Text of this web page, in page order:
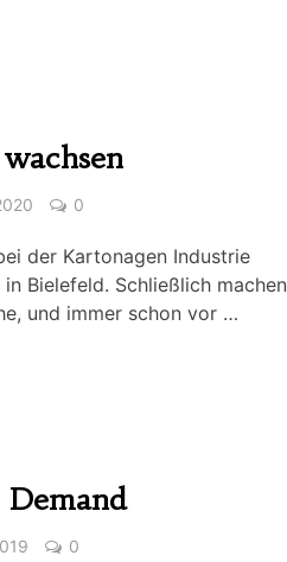
0
der Kartonagen Industrie
Bielefeld. Schließlich machen
und immer schon vor …
0